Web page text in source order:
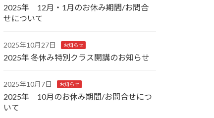
2025年 12月・1月のお休み期間/お問合
せについて
2025年10月27日 お知らせ
2025年 冬休み特別クラス開講のお知らせ
2025年10月7日 お知らせ
2025年 10月のお休み期間/お問合せにつ
いて